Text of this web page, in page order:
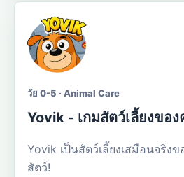
วัย 0-5 · Animal Care
Yovik - เกมสัตว์เลี้ยงขอ
Yovik เป็นสัตว์เลี้ยงเสมือนจริง
สัตว์!